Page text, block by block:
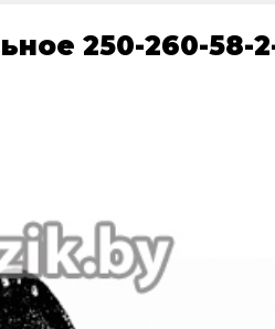
250-260-58-